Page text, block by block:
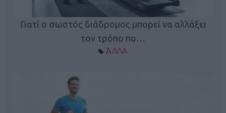
Γιατί ο σωστός διάδρομος μπορεί να αλλάξει
τον τρόπο πο…
ΆΛΛΑ